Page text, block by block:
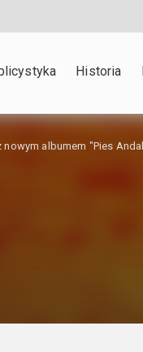
Historia
nowym albumem "Pies